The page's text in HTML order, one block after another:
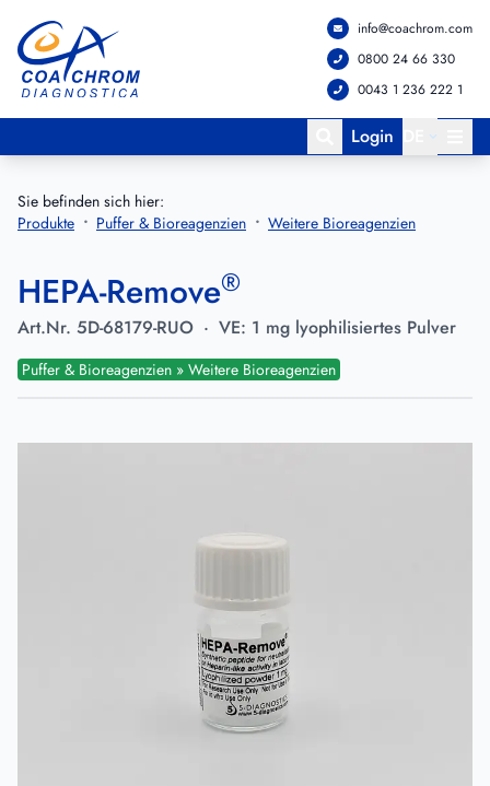
Zum Hauptmenü springen
Zum Hauptinhalt springen
info@coachrom.com
0800 24 66 330
0043 1 236 222 1
Login
Sie befinden sich hier:
Produkte
Puffer & Bioreagenzien Weitere Bioreagenzien
HEPA-Remove®
Art.Nr. 5D-68179-RUO · VE: 1 mg lyophilisiertes Pulver
Puffer & Bioreagenzien » Weitere Bioreagenzien